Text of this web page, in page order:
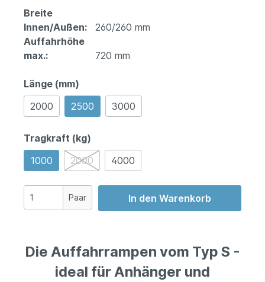
Breite
Innen/Außen:
260/260 mm
Auffahrhöhe
max.:
720 mm
Länge (mm)
2000
2500 3000
Tragkraft (kg)
1000
2000 4000
Paar In den Warenkorb
Die Auffahrrampen vom Typ S -
ideal für Anhänger und